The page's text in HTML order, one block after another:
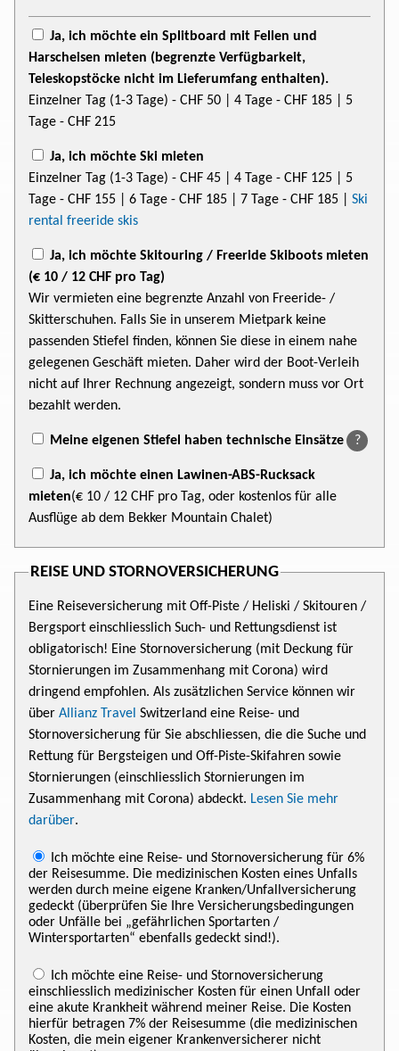
Ja, ich möchte ein Splitboard mit Fellen und
Harscheisen mieten (begrenzte Verfügbarkeit,
Teleskopstöcke nicht im Lieferumfang enthalten).
Einzelner Tag (1-3 Tage) - CHF 50 | 4 Tage - CHF 185
| 5
Tage - CHF 215
Ja, ich möchte Ski mieten
Einzelner Tag (1-3 Tage) - CHF 45 | 4 Tage - CHF 125
| 5
Tage - CHF 155 | 6 Tage - CHF 185 | 7 Tage - CHF 185
Ski
rental freeride skis
Ja, ich möchte Skitouring / Freeride Skiboots mieten
(€ 10 / 12 CHF pro Tag)
Wir vermieten eine begrenzte Anzahl von Freeride- /
Skitterschuhen. Falls Sie in unserem Mietpark keine
passenden Stiefel finden, können Sie diese in einem nahe
gelegenen Geschäft mieten. Daher wird der Boot-Verleih
nicht auf Ihrer Rechnung angezeigt, sondern muss vor Ort
bezahlt werden.
Meine eigenen Stiefel haben technische Einsätze ?
Ja, ich möchte einen Lawinen-ABS-Rucksack
mieten(€ 10 / 12 CHF pro Tag, oder kostenlos für alle
Ausflüge ab dem Bekker Mountain Chalet)
REISE UND STORNOVERSICHERUNG
Eine Reiseversicherung mit Off-Piste / Heliski / Skitouren /
Bergsport einschliesslich Such- und Rettungsdienst ist
obligatorisch! Eine Stornoversicherung (mit Deckung für
Stornierungen im Zusammenhang mit Corona) wird
dringend empfohlen. Als zusätzlichen Service können wir
über Allianz Travel Switzerland eine Reise- und
Stornoversicherung für Sie abschliessen, die die Suche und
Rettung für Bergsteigen und Off-Piste-Skifahren sowie
Stornierungen (einschliesslich Stornierungen im
Zusammenhang mit Corona) abdeckt. Lesen Sie mehr
darüber.
der Reisesumme. Die medizinischen Kosten eines Unfalls
werden durch meine eigene Kranken/Unfallversicherung
gedeckt (überprüfen Sie Ihre Versicherungsbedingungen
oder Unfälle bei „gefährlichen Sportarten /
Wintersportarten“ ebenfalls gedeckt sind!).
einschliesslich medizinischer Kosten für einen Unfall oder
eine akute Krankheit während meiner Reise. Die Kosten
hierfür betragen 7% der Reisesumme (die medizinischen
Kosten, die mein eigener Krankenversicherer nicht